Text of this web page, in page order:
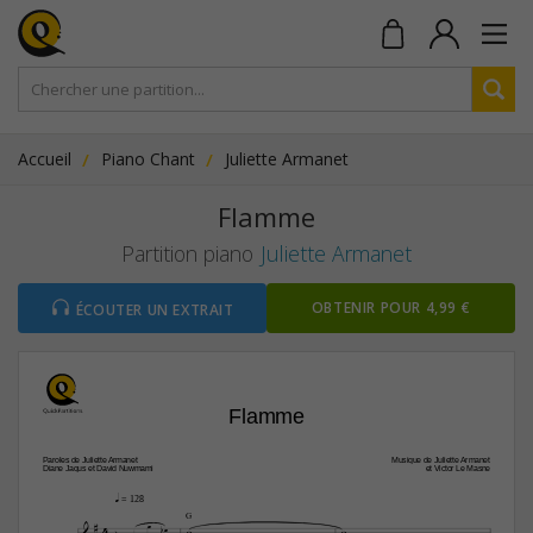
Accueil Piano Chant Juliette Armanet
Flamme
Partition piano Juliette Armanet
ÉCOUTER UN EXTRAIT OBTENIR POUR 4,99 €
Flamme
Paroles de Juliette Armanet
Diane Jaqus et David Nuwmami
Musique de Juliette Armanet
et Victor Le Masne
G
q = 128
  
